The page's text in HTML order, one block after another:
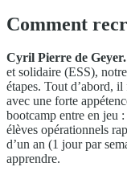
Comment
Cyril Pierre de Geyer.
et solidaire (ESS),
étapes. Tout d’abord, il
avec une forte
bootcamp entre en jeu
élèves opérationnels
d’un an (1 jour par
apprendre.